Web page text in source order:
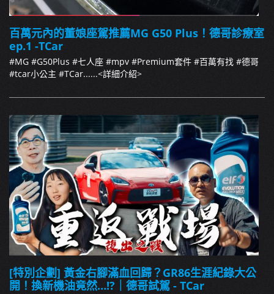
百萬元內的董娘座駕推薦MG G50 Plus！德哥診療室
ep.1 -TCar
#MG #G50Plus #七人座 #mpv #Premium套件 #百萬有找 #德哥
#tcar小公主 #TCar......<詳細介紹>
[特別企劃] 黃金右腳滿血回歸？GR86生涯紀錄大公
開！換新機油竟然…!?｜德哥試駕 - TCar